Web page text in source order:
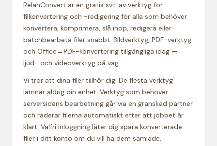
RelahConvert är en gratis svit av verktyg för
filkonvertering och -redigering för alla som behöver
konvertera, komprimera, slå ihop, redigera eller
batchbearbeta filer snabbt. Bildverktyg, PDF-verktyg
och Office↔PDF-konvertering tillgängliga idag —
ljud- och videoverktyg på väg.
Vi tror att dina filer tillhör dig. De flesta verktyg
lämnar aldrig din enhet. Verktyg som behöver
serversidans bearbetning går via en granskad partner
och raderar filerna automatiskt efter att jobbet är
klart. Valfri inloggning låter dig spara konverterade
filer i ditt konto om du vill ha dem samlade.